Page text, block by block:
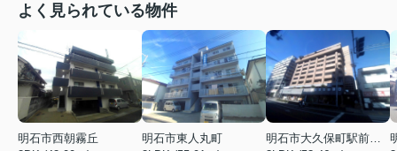
よく見られている物件
明石市西朝霧丘
明石市東人丸町